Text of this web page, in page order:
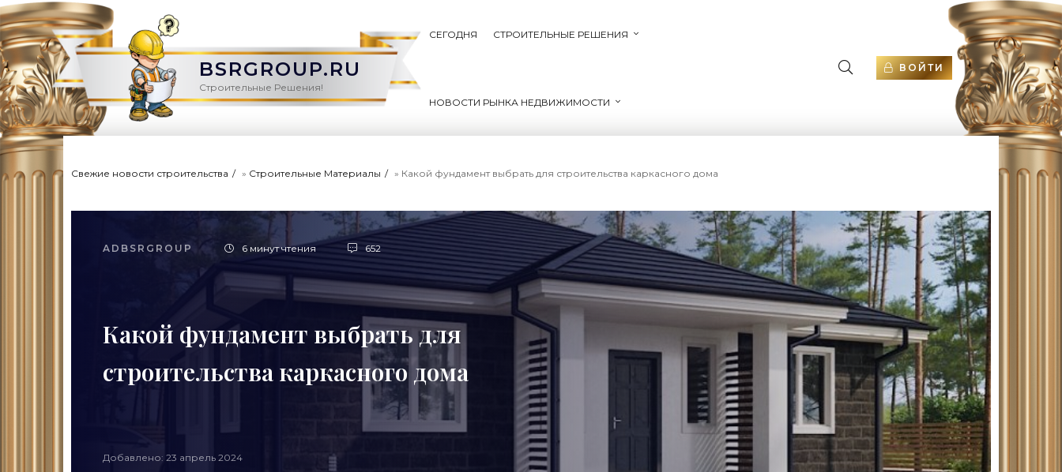
BSRGROUP.RU
Строительные Решения!
СЕГОДНЯ СТРОИТЕЛЬНЫЕ РЕШЕНИЯ
НОВОСТИ РЫНКА НЕДВИЖИМОСТИ
ВОЙТИ
Свежие новости строительства » Строительные Материалы » Какой фундамент выбрать для строительства каркасного дома
ADBSRGROUP 6 минут чтения 652
Какой фундамент выбрать для
строительства каркасного дома
Добавлено: 23 апрель 2024